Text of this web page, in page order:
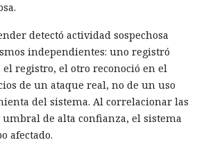
detectó actividad sospechosa
independientes: uno registró
registro, el otro reconoció en el
de un ataque real, no de un uso
del sistema. Al correlacionar las
de alta confianza, el sistema
afectado.